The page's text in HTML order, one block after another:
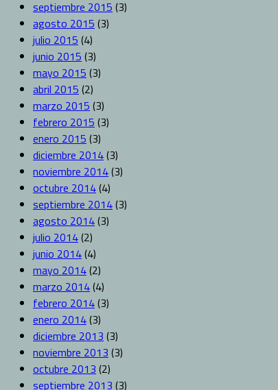
septiembre 2015 (3)
agosto 2015 (3)
julio 2015 (4)
junio 2015 (3)
mayo 2015 (3)
abril 2015 (2)
marzo 2015 (3)
febrero 2015 (3)
enero 2015 (3)
diciembre 2014(3)
noviembre 2014(3)
octubre 2014(4)
septiembre 2014(3)
agosto 2014(3)
julio 2014(2)
junio 2014(4)
mayo 2014(2)
marzo 2014(4)
febrero 2014(3)
enero 2014(3)
diciembre 2013 (3)
noviembre 2013 (3)
octubre 2013 (2)
septiembre 2013 (3)